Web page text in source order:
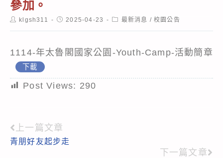
參加。
Postklgsh311
Post2025-04-23
Post最新消息 / 校園公告
1114-年太魯閣國家公園-Youth-Camp-活動簡章
下載
Post Views: 290
Read
more
上一篇文章
青朋好友起步走
下一篇文章